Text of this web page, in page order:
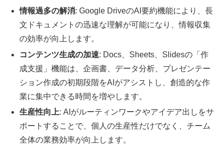
情報過多の解消: Google DriveのAI要約機能により、長
文ドキュメントの迅速な理解が可能になり、情報収集
の効率が向上します。
コンテンツ生成の加速: Docs、Sheets、Slidesの「作
成支援」機能は、企画書、データ分析、プレゼンテー
ション作成の初期段階をAIがアシストし、創造的な作
業に集中できる時間を増やします。
生産性向上: AIがルーティンワークやアイデア出しをサ
ポートすることで、個人の生産性だけでなく、チーム
全体の業務効率が向上します。